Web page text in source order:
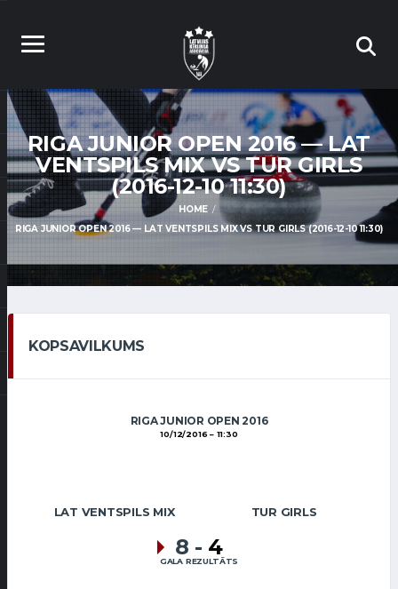
RIGA JUNIOR OPEN 2016 — LAT
VENTSPILS MIX VS TUR GIRLS
(2016-12-10 11:30)
HOME
RIGA JUNIOR OPEN 2016 — LAT VENTSPILS MIX VS TUR GIRLS (2016-12-10 11:30)
KOPSAVILKUMS
RIGA JUNIOR OPEN 2016
10/12/2016 11:30
LAT VENTSPILS MIX TUR GIRLS
8 - 4
GALA REZULTĀTS